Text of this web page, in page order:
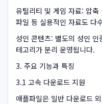
유틸리티 및 게임 자료: 압
파일 등 실용적인 자료도 다
성인 콘텐츠: 별도의 성인
테고리가 분리 운영됩니다.
3. 주요 기능과 특징
3.1 고속 다운로드 지원
애플파일은 일반 다운로드